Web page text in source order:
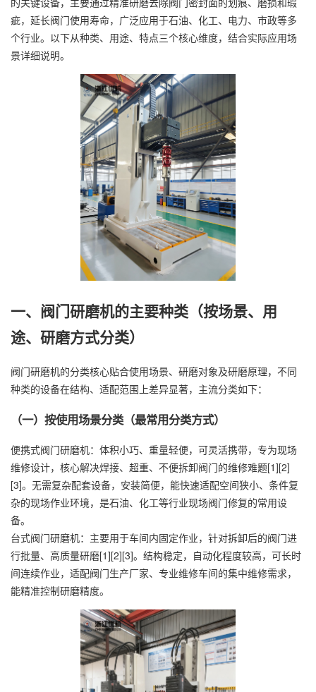
疵，延长阀门使用寿命，广泛应用于石油、化工、电力、市政等多
个行业。以下从种类、用途、特点三个核心维度，结合实际应用场
景详细说明。
一、阀门研磨机的主要种类（按场景、用
途、研磨方式分类）
阀门研磨机的分类核心贴合使用场景、研磨对象及研磨原理，不同
种类的设备在结构、适配范围上差异显著，主流分类如下：
（一）按使用场景分类（最常用分类方式）
便携式阀门研磨机：体积小巧、重量轻便，可灵活携带，专为现场
维修设计，核心解决焊接、超重、不便拆卸阀门的维修难题[1][2]
[3]。无需复杂配套设备，安装简便，能快速适配空间狭小、条件复
杂的现场作业环境，是石油、化工等行业现场阀门修复的常用设
备。
台式阀门研磨机：主要用于车间内固定作业，针对拆卸后的阀门进
行批量、高质量研磨[1][2][3]。结构稳定，自动化程度较高，可长时
间连续作业，适配阀门生产厂家、专业维修车间的集中维修需求，
能精准控制研磨精度。